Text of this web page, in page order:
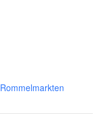
Rommelmarkten